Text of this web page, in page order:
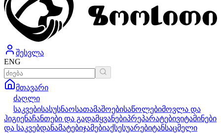
შესვლა
ENG
მთავარი
ძაღლი
საკვებისასუსნაოსათამაშოებისაწოლებიმოვლა და
ჰიგიენაჩანთები და გადამყვანებიპრეპარატებივიტამინები
და საკვებდანამატებიჯამებიაქსესუარებიტანსაცმელი